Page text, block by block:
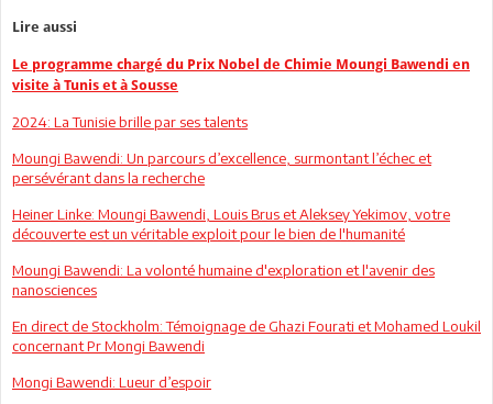
Lire aussi
Le programme chargé du Prix Nobel de Chimie Moungi Bawendi en
visite à Tunis et à Sousse
2024: La Tunisie brille par ses talents
Moungi Bawendi: Un parcours d’excellence, surmontant l’échec et
persévérant dans la recherche
Heiner Linke: Moungi Bawendi, Louis Brus et Aleksey Yekimov, votre
découverte est un véritable exploit pour le bien de l'humanité
Moungi Bawendi: La volonté humaine d'exploration et l'avenir des
nanosciences
En direct de Stockholm: Témoignage de Ghazi Fourati et Mohamed Loukil
concernant Pr Mongi Bawendi
Mongi Bawendi: Lueur d’espoir